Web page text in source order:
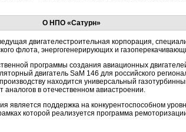
О НПО «Сатурн»
двигателестроительная корпорация,
флота, энергогенерирующих и
программы создания авиационных
двигатель SaM 146 для российского
находится универсальный
в отечественном авиастроении.
поддержка на конкурентоспособном
которой реализуется программа